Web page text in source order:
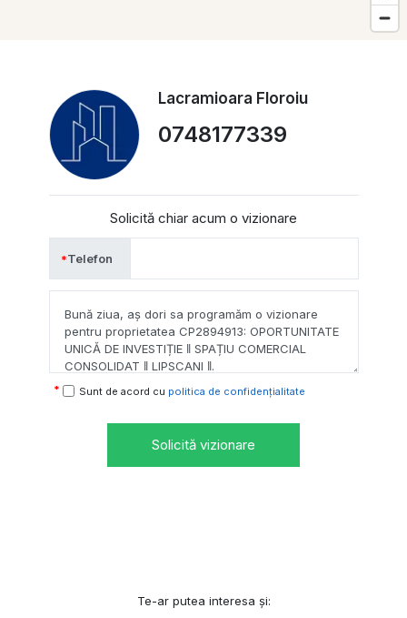
Lacramioara Floroiu
0748177339
Solicită chiar acum o vizionare
Telefon
Sunt de acord cu politica de confidențialitate
Solicită vizionare
Te-ar putea interesa și: